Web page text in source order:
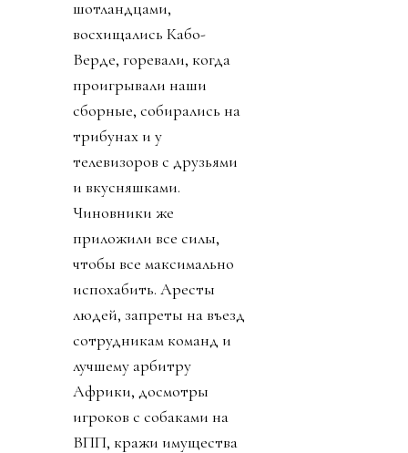
шотландцами,
восхищались Кабо-
Верде, горевали, когда
проигрывали наши
сборные, собирались на
трибунах и у
телевизоров с друзьями
и вкусняшками.
Чиновники же
приложили все силы,
чтобы все максимально
испохабить. Аресты
людей, запреты на въезд
сотрудникам команд и
лучшему арбитру
Африки, досмотры
игроков с собаками на
ВПП, кражи имущества